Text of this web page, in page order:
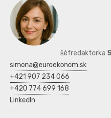
šéfredaktorka
simona@euroekonom.sk
+421 907 234 066
+420 774 699 168
LinkedIn